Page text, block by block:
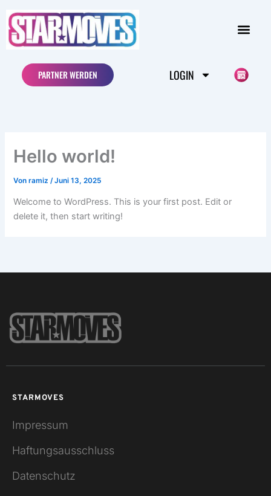
Inhalt
springen
PARTNER WERDEN LOGIN
Hello world!
Vonramiz /Juni 13, 2025
Welcome to WordPress. This is your first post. Edit or
delete it, then start writing!
STARMOVES
Impressum
Haftungsausschluss
Datenschutz